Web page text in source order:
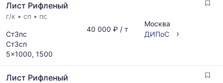
месяц.
Статистика
по
актуальным
предложениям
и
обновляется
поставщиков
запросу
Лист Рифленый
г/к • сп • пс
Ст3пс
Ст3сп
5x1000, 1500
40 000 ₽ / т
Москва
ДИПоС
›
Лист Рифленый